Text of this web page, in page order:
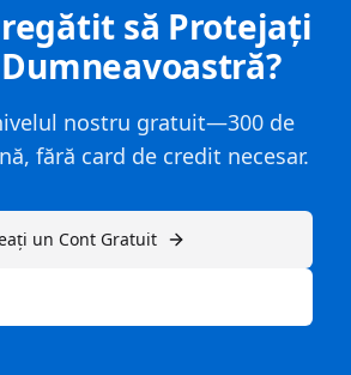
să Protejați
nostru gratuit—300 de
fără card de credit necesar.
un Cont Gratuit